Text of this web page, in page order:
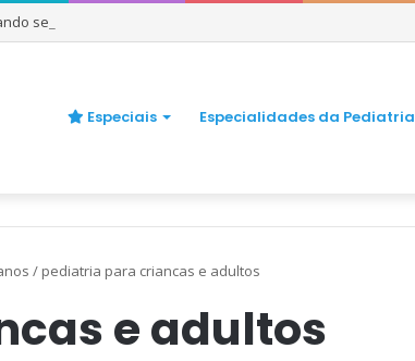
se preocupar
Especiais Especialidades da Pediatria
/ pediatria para criancas e adultos
e adultos